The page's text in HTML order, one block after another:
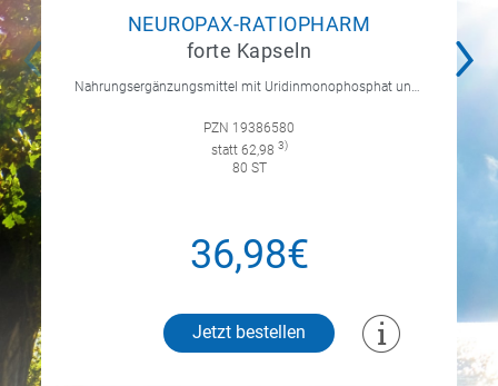
NEUROPAX-RATIOPHARM
forte Kapseln
Nahrungsergänzungsmittel mit Uridinmonophosphat und B-Vitaminen zur Unterstützung der Nervenregeneration.
PZN 19386580
statt 62,98 3)
80 ST
36,98€
Jetzt bestellen